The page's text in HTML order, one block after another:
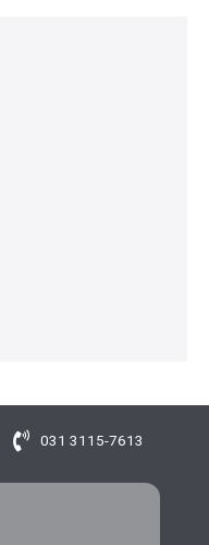
031 3115-7613